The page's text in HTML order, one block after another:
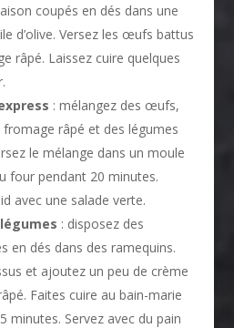
coupés en dés dans une
d’olive. Versez les œufs battus
râpé. Laissez cuire quelques
: mélangez des œufs,
râpé et des légumes
le mélange dans un moule
four pendant 20 minutes.
avec une salade verte.
: disposez des
en dés dans des ramequins.
et ajoutez un peu de crème
Faites cuire au bain-marie
minutes. Servez avec du pain